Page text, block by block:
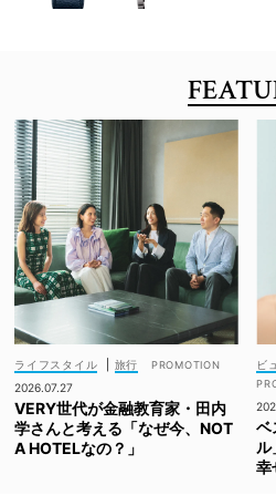
ライフスタイル
旅行
2026.07.27
VERY世代が金融教育家・田内
学さんと考える「なぜ今、NOT
A HOTELなの？」
ビ
ベ
ル
幸